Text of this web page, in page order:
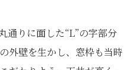
通りに面した“L”の字部分
外壁を生かし、窓枠も当時